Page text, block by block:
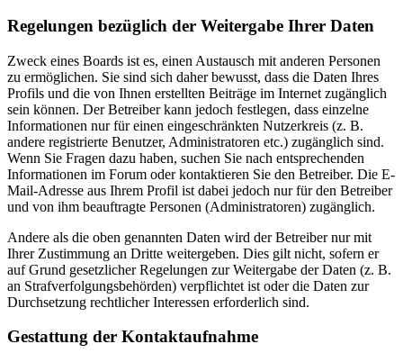
Regelungen bezüglich der Weitergabe Ihrer Daten
Zweck eines Boards ist es, einen Austausch mit anderen Personen
zu ermöglichen. Sie sind sich daher bewusst, dass die Daten Ihres
Profils und die von Ihnen erstellten Beiträge im Internet zugänglich
sein können. Der Betreiber kann jedoch festlegen, dass einzelne
Informationen nur für einen eingeschränkten Nutzerkreis (z. B.
andere registrierte Benutzer, Administratoren etc.) zugänglich sind.
Wenn Sie Fragen dazu haben, suchen Sie nach entsprechenden
Informationen im Forum oder kontaktieren Sie den Betreiber. Die E-
Mail-Adresse aus Ihrem Profil ist dabei jedoch nur für den Betreiber
und von ihm beauftragte Personen (Administratoren) zugänglich.
Andere als die oben genannten Daten wird der Betreiber nur mit
Ihrer Zustimmung an Dritte weitergeben. Dies gilt nicht, sofern er
auf Grund gesetzlicher Regelungen zur Weitergabe der Daten (z. B.
an Strafverfolgungsbehörden) verpflichtet ist oder die Daten zur
Durchsetzung rechtlicher Interessen erforderlich sind.
Gestattung der Kontaktaufnahme